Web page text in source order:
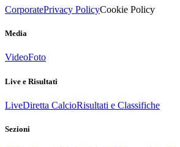
CorporatePrivacy PolicyCookie Policy
Media
VideoFoto
Live e Risultati
LiveDiretta CalcioRisultati e Classifiche
Sezioni